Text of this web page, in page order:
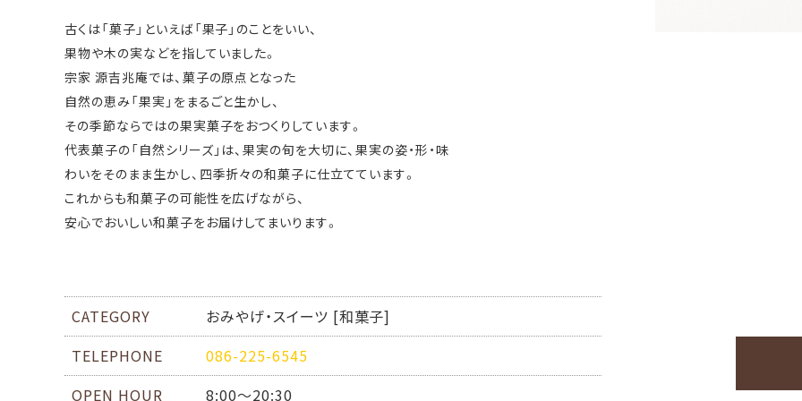
古くは「菓子」といえば「果子」のことをいい、
果物や木の実などを指していました。
宗家 源吉兆庵では、菓子の原点となった
自然の恵み「果実」をまるごと生かし、
その季節ならではの果実菓子をおつくりしています。
代表菓子の「自然シリーズ」は、果実の旬を大切に、果実の姿・形・味
わいをそのまま生かし、四季折々の和菓子に仕立てています。
これからも和菓子の可能性を広げながら、
安心でおいしい和菓子をお届けしてまいります。
CATEGORY
おみやげ・スイーツ [和菓子]
TELEPHONE
086-225-6545
OPEN HOUR
8:00～20:30